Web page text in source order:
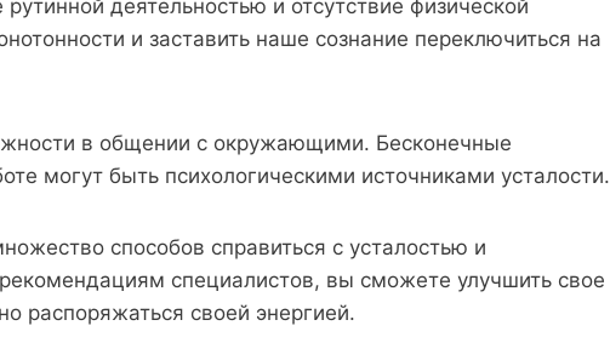
деятельностью и отсутствие физической
и заставить наше сознание переключиться на
в общении с окружающими. Бесконечные
могут быть психологическими источниками усталости.
способов справиться с усталостью и
специалистов, вы сможете улучшить свое
распоряжаться своей энергией.